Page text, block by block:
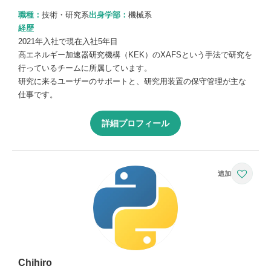
職種： 技術・研究系出身学部： 機械系
経歴
2021年入社で現在入社5年目
高エネルギー加速器研究機構（KEK）のXAFSという手法で研究を
行っているチームに所属しています。
研究に来るユーザーのサポートと、研究用装置の保守管理が主な
仕事です。
詳細プロフィール
Chihiro